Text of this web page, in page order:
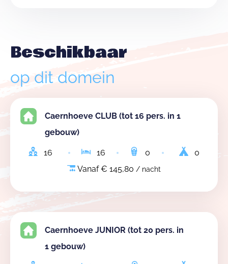
Beschikbaar
op dit domein
Caernhoeve CLUB (tot 16 pers. in 1
gebouw)
16 16 0
0
Vanaf € 145,80 / nacht
Caernhoeve JUNIOR (tot 20 pers. in
1 gebouw)